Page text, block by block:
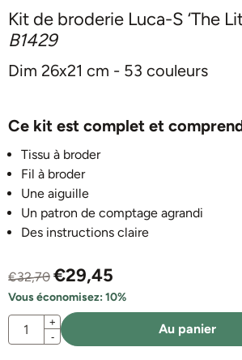
Kit de broderie Luca-S ‘The
B1429
Dim 26x21 cm - 53 couleurs
Ce kit est complet et
Tissu à broder
Fil à broder
Une aiguille
Un patron de comptage agrandi
Des instructions claire
€32,70 €29,45
Vous économisez:10%
Quantité
+
-
Au panier